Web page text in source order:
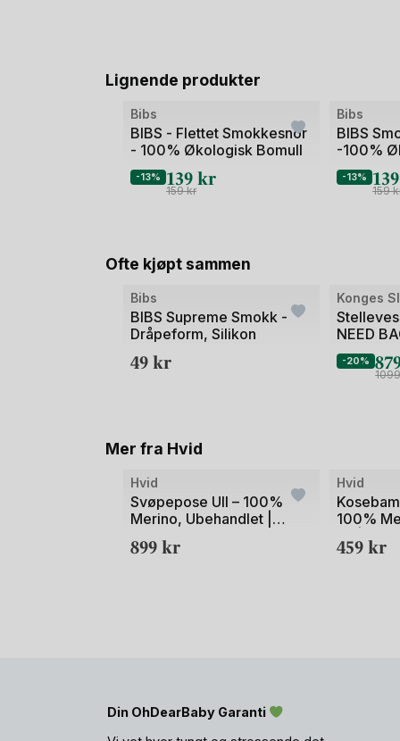
Lignende produkter
Bibs
BIBS - Flettet Smokkesnor
- 100% Økologisk Bomull
-13% 139kr
159kr
Bibs
BIBS
-100%
-13%
159
Ofte kjøpt sammen
Bibs
BIBS Supreme Smokk -
Dråpeform, Silikon
49kr
Bilde
av
2
Konges
NEED
-20%
Mer fra Hvid
Bilde
av
Hvid
Svøpepose Ull – 100%
Merino, Ubehandlet |
899kr
Bilde
av
Hvid
100%
459kr
Din OhDearBaby Garanti